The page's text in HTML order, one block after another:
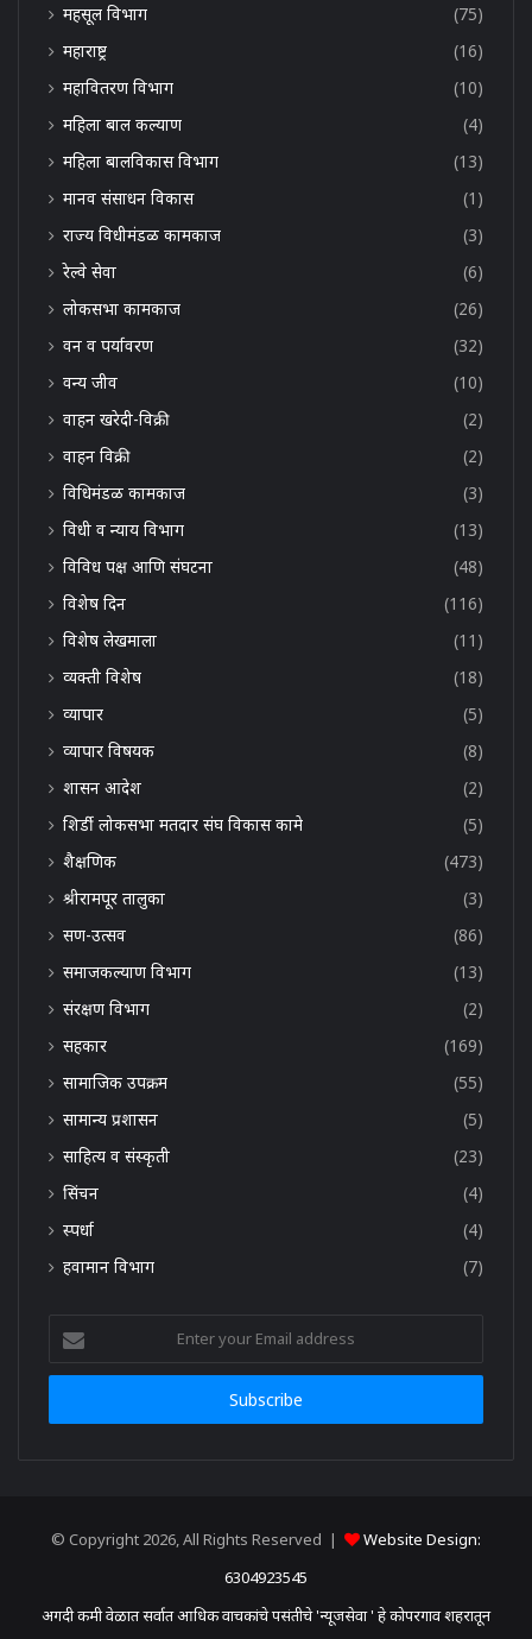
महसूल विभाग
(75)
महाराष्ट्र
(16)
महावितरण विभाग
(10)
महिला बाल कल्याण
(4)
महिला बालविकास विभाग
(13)
मानव संसाधन विकास
(1)
राज्य विधीमंडळ कामकाज
(3)
रेल्वे सेवा
(6)
लोकसभा कामकाज
(26)
वन व पर्यावरण
(32)
वन्य जीव
(10)
वाहन खरेदी-विक्री
(2)
वाहन विक्री
(2)
विधिमंडळ कामकाज
(3)
विधी व न्याय विभाग
(13)
विविध पक्ष आणि संघटना
(48)
विशेष दिन
(116)
विशेष लेखमाला
(11)
व्यक्ती विशेष
(18)
व्यापार
(5)
व्यापार विषयक
(8)
शासन आदेश
(2)
शिर्डी लोकसभा मतदार संघ विकास कामे
(5)
शैक्षणिक
(473)
श्रीरामपूर तालुका
(3)
सण-उत्सव
(86)
समाजकल्याण विभाग
(13)
संरक्षण विभाग
(2)
सहकार
(169)
सामाजिक उपक्रम
(55)
सामान्य प्रशासन
(5)
साहित्य व संस्कृती
(23)
सिंचन
(4)
स्पर्धा
(4)
हवामान विभाग
(7)
your
Email
© Copyright 2026, All Rights Reserved |
Website Design:
6304923545
अगदी कमी वेळात सर्वात आधिक वाचकांचे पसंतीचे 'न्यूजसेवा ' हे कोपरगाव शहरातून